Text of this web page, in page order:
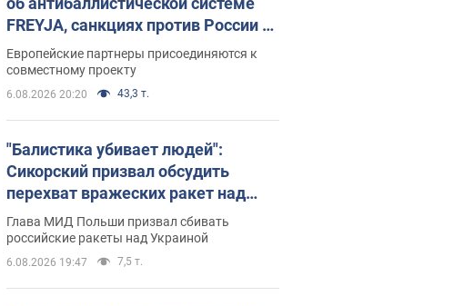
FREYJA, санкциях против России и
поддержке аграриев. Видео
Европейские партнеры присоединяются к
совместному проекту
6.08.2026 20:20 43,3 т.
"Балистика убивает людей":
Сикорский призвал обсудить
перехват вражеских ракет над
Украиной
Глава МИД Польши призвал сбивать
российские ракеты над Украиной
6.08.2026 19:47 7,5 т.